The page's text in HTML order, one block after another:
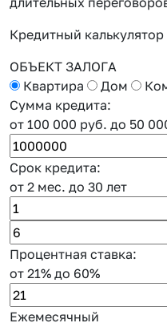
Кредитный калькулятор
ОБЪЕКТ ЗАЛОГА
Квартира
Дом
Сумма кредита:
от 100 000 руб. до 50
Срок кредита:
от 2 мес. до 30 лет
Процентная ставка:
от 21% до 60%
Ежемесячный